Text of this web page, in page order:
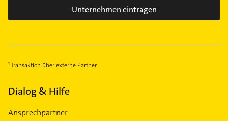
Unternehmen eintragen
Transaktion über externe Partner
Dialog & Hilfe
Ansprechpartner